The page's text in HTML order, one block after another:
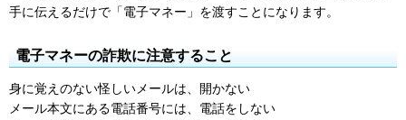
手に伝えるだけで「電子マネー」を渡すことになります。
電子マネーの詐欺に注意すること
身に覚えのない怪しいメールは、開かない
メール本文にある電話番号には、電話をしない